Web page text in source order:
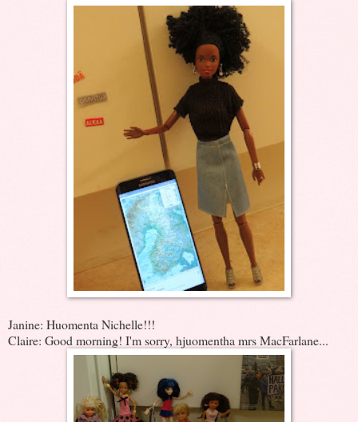
Janine: Huomenta Nichelle!!!
Claire: Good morning! I'm sorry, hjuomentha mrs MacFarlane...